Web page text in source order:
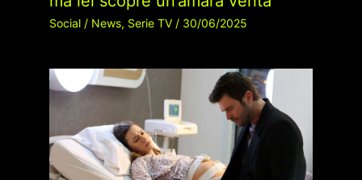
Social/ News, Serie TV/ 30/06/2025